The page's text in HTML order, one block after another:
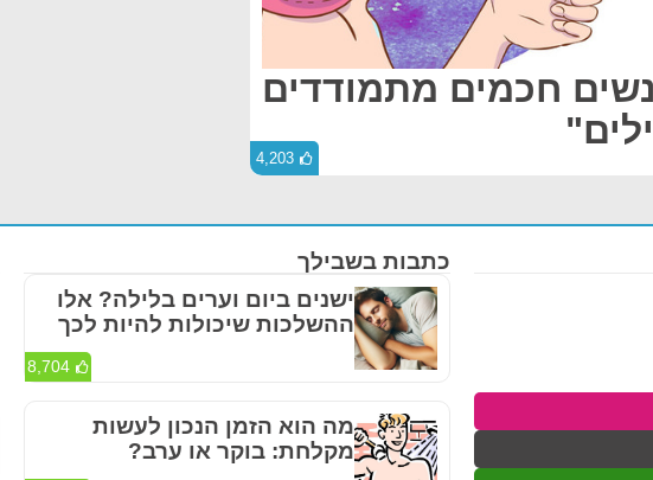
חכמים מתמודדים
4,203
כתבות בשבילך
ישנים ביום וערים בלילה? אלו
ההשלכות שיכולות להיות לכך
8,704
מה הוא הזמן הנכון לעשות
מקלחת: בוקר או ערב?